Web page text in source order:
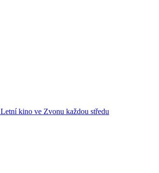
Letní kino ve Zvonu každou středu